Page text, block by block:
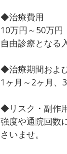
◆治療費用
10万円～50万円
自由診療となる
◆治療期間およ
1ヶ月～2ヶ月、
◆リスク・副作
強度や通院回数
さいませ。